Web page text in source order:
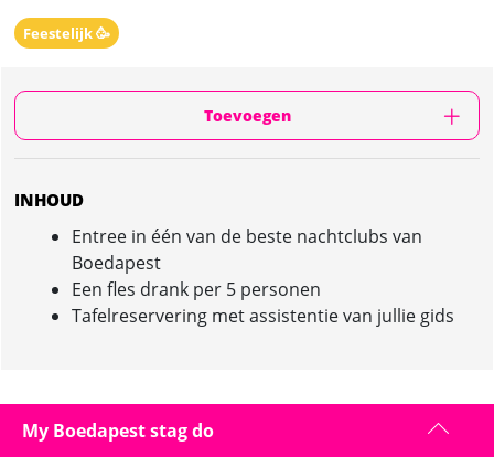
Feestelijk 🥳
Toevoegen
INHOUD
Entree in één van de beste nachtclubs van
Boedapest
Een fles drank per 5 personen
Tafelreservering met assistentie van jullie gids
CLUB VIP IN BOEDAPEST : PRESENTATIE
My Boedapest stag do